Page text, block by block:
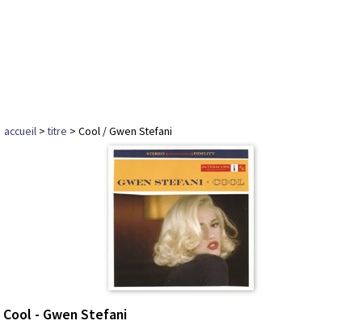
accueil >titre > Cool / Gwen Stefani
Cool - Gwen Stefani